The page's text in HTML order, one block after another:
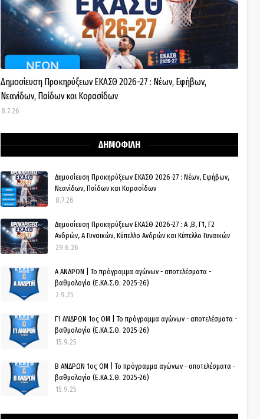
Δημοσίευση Προκηρύξεων ΕΚΑΣΘ 2026-27 : Νέων, Εφήβων,
Νεανίδων, Παίδων και Κορασίδων
8.7.26
ΔΗΜΟΦΙΛΗ
Δημοσίευση Προκηρύξεων ΕΚΑΣΘ 2026-27 : Νέων, Εφήβων,
Νεανίδων, Παίδων και Κορασίδων
8.7.26
Δημοσίευση Προκηρύξεων ΕΚΑΣΘ 2026-27 : Α ,Β, Γ1, Γ2
Ανδρών, Α Γυναικών, Κύπελλο Ανδρών και Κύπελλο Γυναικών
29.6.26
Α ΑΝΔΡΩΝ | Το πρόγραμμα αγώνων - αποτελέσματα -
βαθμολογία (Ε.ΚΑ.Σ.Θ. 2025-26)
2.9.25
Γ1 ΑΝΔΡΩΝ 1ος ΟΜ | Το πρόγραμμα αγώνων - αποτελέσματα -
βαθμολογία (Ε.ΚΑ.Σ.Θ. 2025-26)
15.9.25
Β ΑΝΔΡΩΝ 1ος ΟΜ | Το πρόγραμμα αγώνων - αποτελέσματα -
βαθμολογία (Ε.ΚΑ.Σ.Θ. 2025-26)
15.9.25